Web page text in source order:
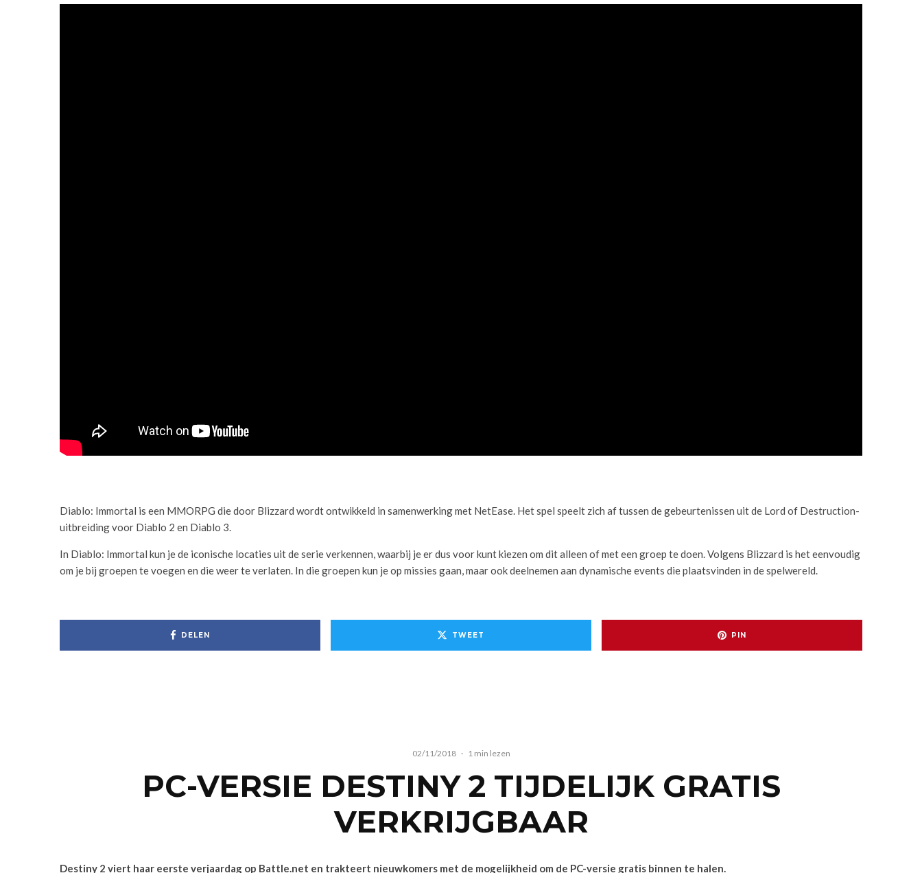
Diablo: Immortal is een MMORPG die door Blizzard wordt ontwikkeld in samenwerking met NetEase. Het spel speelt zich af tussen de gebeurtenissen uit de Lord of Destruction-
uitbreiding voor Diablo 2 en Diablo 3.
In Diablo: Immortal kun je de iconische locaties uit de serie verkennen, waarbij je er dus voor kunt kiezen om dit alleen of met een groep te doen. Volgens Blizzard is het eenvoudig
om je bij groepen te voegen en die weer te verlaten. In die groepen kun je op missies gaan, maar ook deelnemen aan dynamische events die plaatsvinden in de spelwereld.
DELEN TWEET PIN
02/11/2018 · 1 min lezen
PC-VERSIE DESTINY 2 TIJDELIJK GRATIS
VERKRIJGBAAR
Destiny 2 viert haar eerste verjaardag op Battle.net en trakteert nieuwkomers met de mogelijkheid om de PC-versie gratis binnen te halen.